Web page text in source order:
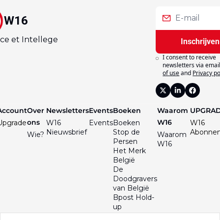
W16
et Intellege Inschrijven
I consent to receive
newsletters via
of useand Privacy
Over
ons
Wie?
Newsletters
W16
Nieuwsbrief
Events
Events
Boeken
Boeken
Stop de
Persen
Het Merk
België
De
Doodgravers
van België
Bpost Hold-
up
De Val van
Waarom
W16
Waarom
W16
W16